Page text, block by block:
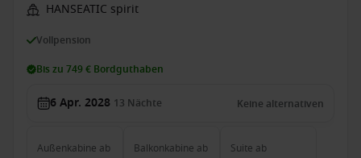
HANSEATIC spirit
Vollpension
Bis zu 749 € Bordguthaben
6 Apr. 2028 13 Nächte Keine alternativen
Außenkabine ab Balkonkabine ab Suite ab